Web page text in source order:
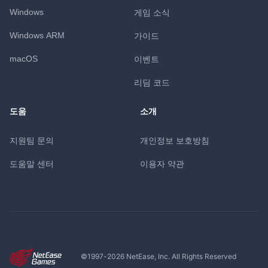
Windows
Windows ARM
macOS
게임 소식
가이드
이벤트
리딤 코드
도움
지원팀 문의
도움말 센터
소개
개인정보 보호방침
이용자 약관
©1997-2026NetEase, Inc. All Rights Reserved